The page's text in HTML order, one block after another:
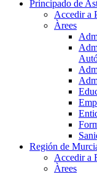
Principado de
Accedir a
Àrees
Región de
Accedir a
Àrees